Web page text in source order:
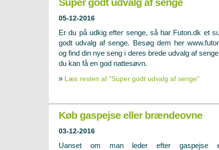
05-12-2016
Er du på udkig efter senge, så har Futon.dk et
godt udvalg af senge. Besøg dem her
og find din nye seng i deres brede udvalg af
du kan få en god nattesøvn.
» Læs resten af "Super godt udvalg af senge"
Køb gaspejse eller brændeovne
03-12-2016
Uanset om man leder efter gaspejse